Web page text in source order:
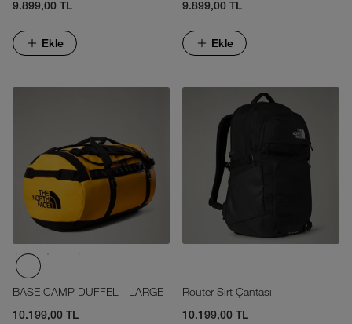
9.899,00 TL
Ekle
9.899,00 TL
Ekle
BASE CAMP DUFFEL - LARGE
10.199,00 TL
Router Sırt Çantası
10.199,00 TL